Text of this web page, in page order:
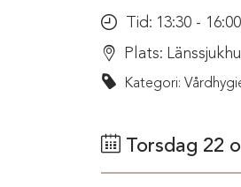
Tid: 13:30 - 16:00
Plats:
Kategori:
Torsdag 22